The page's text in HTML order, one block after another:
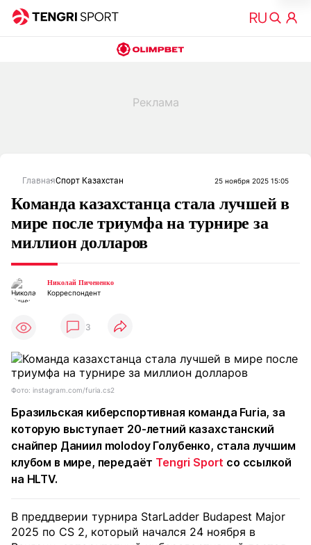
ГлавнаяСпорт Казахстан 25 ноября 2025 15:05
Команда казахстанца стала лучшей в
мире после триумфа на турнире за
миллион долларов
Николай Пичененко
Корреспондент
3
Фото: instagram.com/furia.cs2
Бразильская киберспортивная команда Furia, за
которую выступает 20-летний казахстанский
снайпер Даниил molodoy Голубенко, стала лучшим
клубом в мире, передаёт Tengri Sport со ссылкой
на HLTV.
В преддверии турнира StarLadder Budapest Major
2025 по CS 2, который начался 24 ноября в